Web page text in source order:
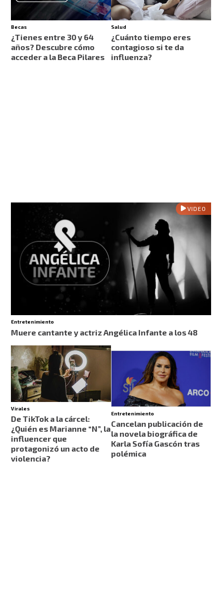
Becas
¿Tienes entre 30 y 64
años? Descubre cómo
acceder a la Beca Pilares
Salud
¿Cuánto tiempo eres
contagioso si te da
influenza?
VIDEO
Entretenimiento
Muere cantante y actriz Angélica Infante a los 48
Virales
De TikTok a la cárcel:
¿Quién es Marianne “N”, la
influencer que
protagonizó un acto de
violencia?
Entretenimiento
Cancelan publicación de
la novela biográfica de
Karla Sofía Gascón tras
polémica